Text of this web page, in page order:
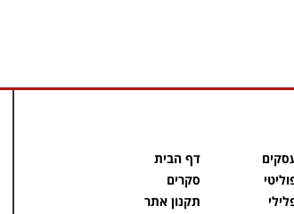
דף הבית
סקרים
תקנון אתר